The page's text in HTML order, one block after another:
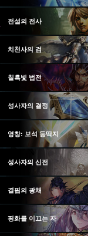
전설의 전사
치천사의 검
칠흑빛 법전
성사자의 결정
영창: 보석 등딱지
성사자의 신전
결핍의 광채
평화를 이끄는 자